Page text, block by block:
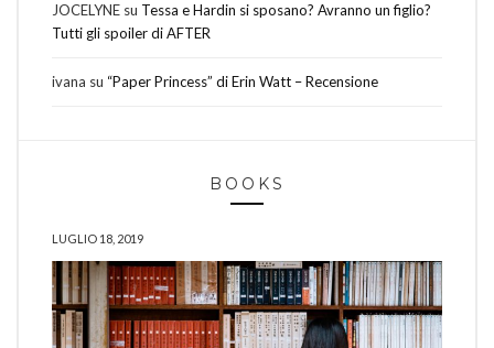
JOCELYNE su Tessa e Hardin si sposano? Avranno un figlio?
Tutti gli spoiler di AFTER
ivana su “Paper Princess” di Erin Watt – Recensione
BOOKS
LUGLIO 18, 2019